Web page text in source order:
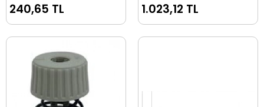
240,65 TL
LA31-A (04-A015)
1.023,12 TL